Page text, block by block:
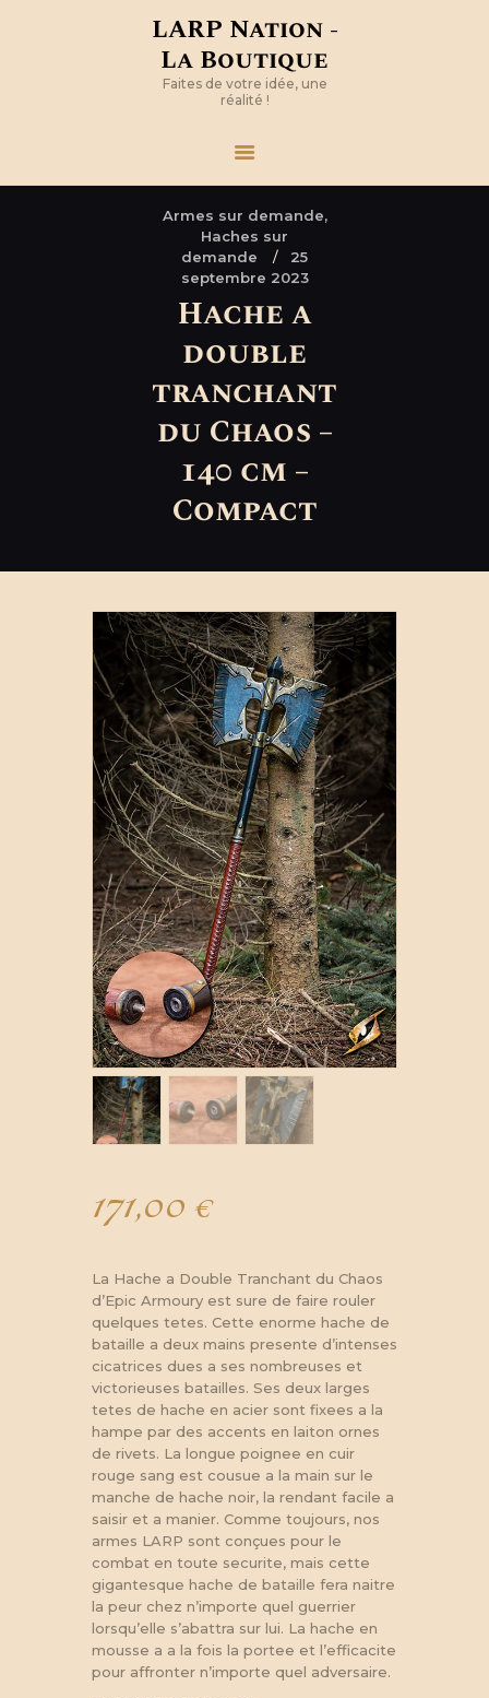
LARP Nation -
La Boutique
Faites de votre idée, une
réalité !
Armes sur demande,
Haches sur
demande
25
septembre 2023
Hache a
double
tranchant
du Chaos –
140 cm –
Compact
171,00€
La Hache a Double Tranchant du Chaos
d’Epic Armoury est sure de faire rouler
quelques tetes. Cette enorme hache de
bataille a deux mains presente d’intenses
cicatrices dues a ses nombreuses et
victorieuses batailles. Ses deux larges
tetes de hache en acier sont fixees a la
hampe par des accents en laiton ornes
de rivets. La longue poignee en cuir
rouge sang est cousue a la main sur le
manche de hache noir, la rendant facile a
saisir et a manier. Comme toujours, nos
armes LARP sont conçues pour le
combat en toute securite, mais cette
gigantesque hache de bataille fera naitre
la peur chez n’importe quel guerrier
lorsqu’elle s’abattra sur lui. La hache en
mousse a a la fois la portee et l’efficacite
pour affronter n’importe quel adversaire.